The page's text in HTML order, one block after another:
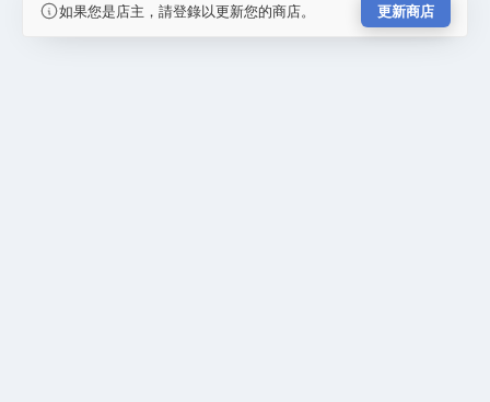
如果您是店主，請登錄以更新您的商店。 更新商店